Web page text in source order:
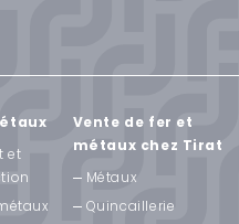
et
Vente de fer et
métaux chez Tirat
Métaux
Quincaillerie